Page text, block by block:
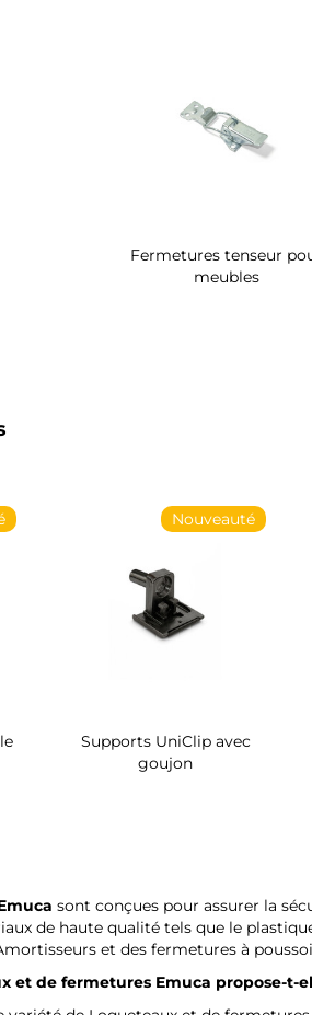
Fermetures tenseur
meubles
Vis de serrage
Rangement
sont conçues pour assurer la
de haute qualité tels que le
et des fermetures à
et de fermetures Emuca propose-t-